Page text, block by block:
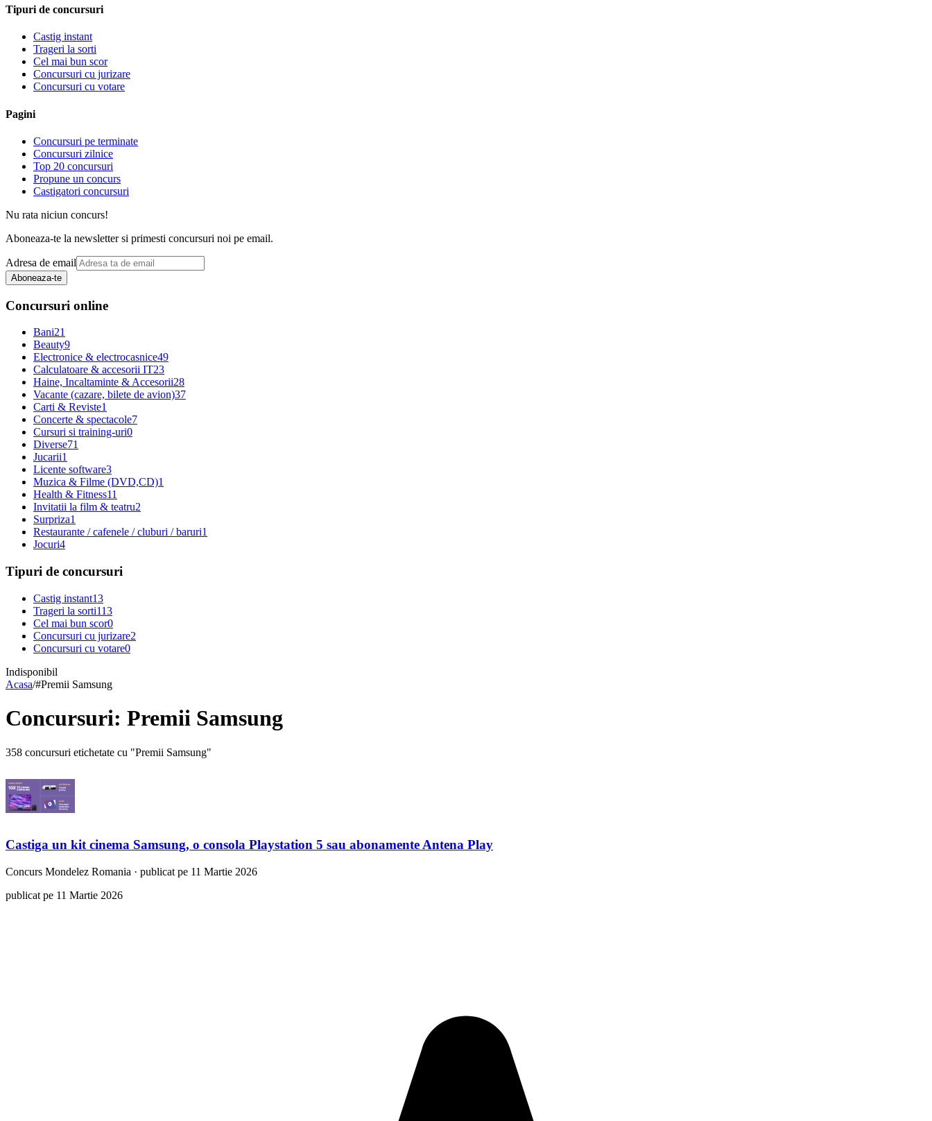
Tipuri de concursuri
Castig instant
Trageri la sorti
Cel mai bun scor
Concursuri cu jurizare
Concursuri cu votare
Pagini
Concursuri pe terminate
Concursuri zilnice
Top 20 concursuri
Propune un concurs
Castigatori concursuri
Nu rata niciun concurs!
Aboneaza-te la newsletter si primesti concursuri noi pe email.
Adresa de email
Aboneaza-te
Concursuri online
Bani21
Beauty9
Electronice & electrocasnice49
Calculatoare & accesorii IT23
Haine, Incaltaminte & Accesorii28
Vacante (cazare, bilete de avion)37
Carti & Reviste1
Concerte & spectacole7
Cursuri si training-uri0
Diverse71
Jucarii1
Licente software3
Muzica & Filme (DVD,CD)1
Health & Fitness11
Invitatii la film & teatru2
Surpriza1
Restaurante / cafenele / cluburi / baruri1
Jocuri4
Tipuri de concursuri
Castig instant13
Trageri la sorti113
Cel mai bun scor0
Concursuri cu jurizare2
Concursuri cu votare0
Indisponibil
Acasa/#Premii Samsung
Concursuri: Premii Samsung
358 concursuri etichetate cu "Premii Samsung"
Castiga un kit cinema Samsung, o consola Playstation 5 sau abonamente Antena Play
Concurs Mondelez Romania · publicat pe 11 Martie 2026
publicat pe 11 Martie 2026